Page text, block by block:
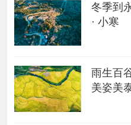
冬季到
· 小寒
雨生百
美姿美